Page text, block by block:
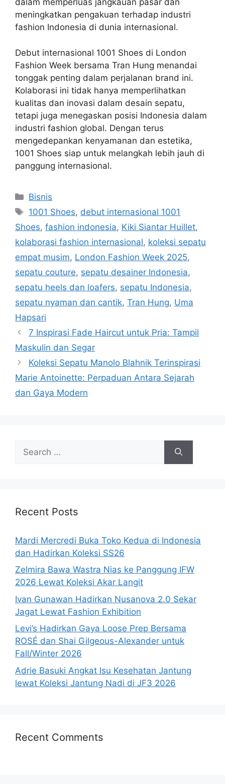
dalam memperluas jangkauan pasar dan
meningkatkan pengakuan terhadap industri
fashion Indonesia di dunia internasional.
Debut internasional 1001 Shoes di London
Fashion Week bersama Tran Hung menandai
tonggak penting dalam perjalanan brand ini.
Kolaborasi ini tidak hanya memperlihatkan
kualitas dan inovasi dalam desain sepatu,
tetapi juga menegaskan posisi Indonesia dalam
industri fashion global. Dengan terus
mengedepankan kenyamanan dan estetika,
1001 Shoes siap untuk melangkah lebih jauh di
panggung internasional.
Categories
Bisnis
Tags
1001 Shoes, debut internasional 1001
Shoes, fashion indonesia, Kiki Siantar Huillet,
kolaborasi fashion internasional, koleksi sepatu
empat musim, London Fashion Week 2025,
sepatu couture, sepatu desainer Indonesia,
sepatu heels dan loafers, sepatu Indonesia,
sepatu nyaman dan cantik, Tran Hung, Uma
Hapsari
7 Inspirasi Fade Haircut untuk Pria: Tampil
Maskulin dan Segar
Koleksi Sepatu Manolo Blahnik Terinspirasi
Marie Antoinette: Perpaduan Antara Sejarah
dan Gaya Modern
for:
Recent Posts
Mardi Mercredi Buka Toko Kedua di Indonesia
dan Hadirkan Koleksi SS26
Zelmira Bawa Wastra Nias ke Panggung IFW
2026 Lewat Koleksi Akar Langit
Ivan Gunawan Hadirkan Nusanova 2.0 Sekar
Jagat Lewat Fashion Exhibition
Levi’s Hadirkan Gaya Loose Prep Bersama
ROSÉ dan Shai Gilgeous-Alexander untuk
Fall/Winter 2026
Adrie Basuki Angkat Isu Kesehatan Jantung
lewat Koleksi Jantung Nadi di JF3 2026
Recent Comments